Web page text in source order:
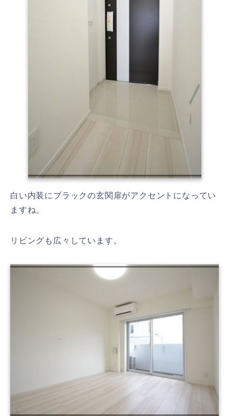
白い内装にブラックの玄関扉がアクセントになってい
ますね。
リビングも広々しています。